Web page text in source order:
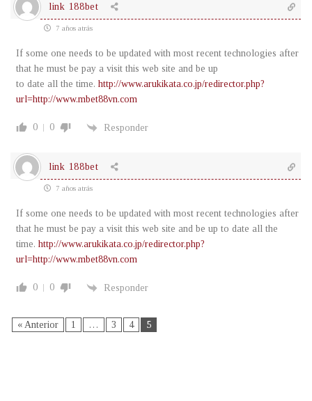
link 188bet
7 años atrás
If some one needs to be updated with most recent technologies after
that he must be pay a visit this web site and be up
to date all the time. http://www.arukikata.co.jp/redirector.php?
url=http://www.mbet88vn.com
0 0 Responder
link 188bet
7 años atrás
If some one needs to be updated with most recent technologies after
that he must be pay a visit this web site and be up to date all the
time. http://www.arukikata.co.jp/redirector.php?
url=http://www.mbet88vn.com
0 0 Responder
« Anterior 1 … 3 4 5